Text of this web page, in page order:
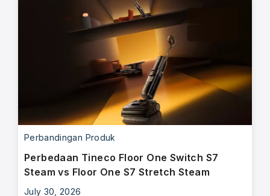
Perbandingan Produk
Perbedaan Tineco Floor One Switch S7
Steam vs Floor One S7 Stretch Steam
July 30, 2026